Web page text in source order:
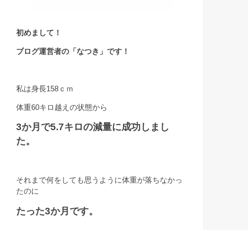
初めまして！
ブログ運営者の「なつき」です！
私は身長158ｃｍ
体重60キロ越えの状態から
3か月で5.7キロの減量に成功しまし
た。
それまで何をしても思うように体重が落ちなかっ
たのに
たった3か月です。